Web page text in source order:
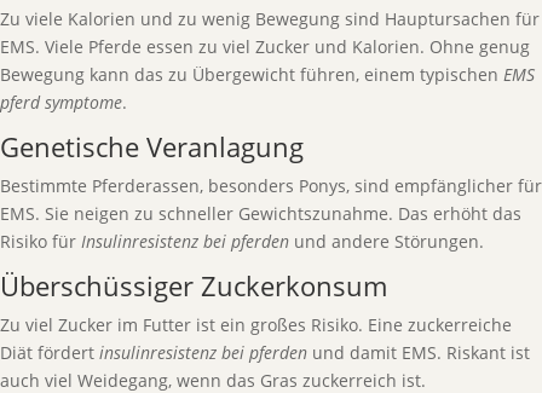
Zu viele Kalorien und zu wenig Bewegung sind Hauptursachen für
EMS. Viele Pferde essen zu viel Zucker und Kalorien. Ohne genug
Bewegung kann das zu Übergewicht führen, einem typischen EMS
pferd symptome.
Genetische Veranlagung
Bestimmte Pferderassen, besonders Ponys, sind empfänglicher für
EMS. Sie neigen zu schneller Gewichtszunahme. Das erhöht das
Risiko für Insulinresistenz bei pferden und andere Störungen.
Überschüssiger Zuckerkonsum
Zu viel Zucker im Futter ist ein großes Risiko. Eine zuckerreiche
Diät fördert insulinresistenz bei pferden und damit EMS. Riskant ist
auch viel Weidegang, wenn das Gras zuckerreich ist.